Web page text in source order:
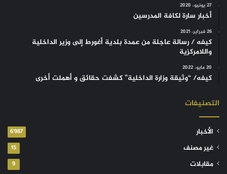
27 يونيو، 2020
أخبار سارة لكافة المدرسين
26 فبراير، 2021
كيفه / رسالة عاجلة من عمدة بلدية أغورط إلى وزير الداخلية
واللامركزية
20 مايو، 2022
كيفه/ “وثيقة وزارة الداخلية” كشفت حقائق و أهملت أخرى
التصنيفات
الأخبار 6٬987
غير مصنف 15
مقابلات 9